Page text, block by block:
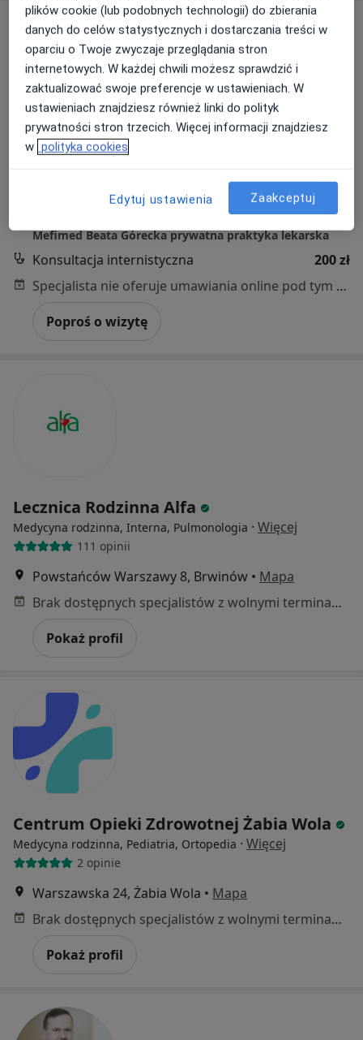
lek. Beata Górecka
aleja Wojska Polskiego 16, Pruszków•Mapa
Mefimed Beata Górecka prywatna praktyka lekarska
Konsultacja internistyczna
200 zł
Specjalista nie oferuje umawiania online pod tym adresem.
Poproś o wizytę
Lecznica Rodzinna Alfa
Medycyna rodzinna, Interna, Pulmonologia · Więcej
111 opinii
Powstańców Warszawy 8, Brwinów • Mapa
Brak dostępnych specjalistów z wolnymi terminami w tym centrum medycznym.
Pokaż profil
Centrum Opieki Zdrowotnej Żabia Wola
Medycyna rodzinna, Pediatria, Ortopedia · Więcej
2 opinie
Warszawska 24, Żabia Wola • Mapa
Brak dostępnych specjalistów z wolnymi terminami w tym centrum medycznym.
Pokaż profil
plików cookie (lub podobnych technologii) do zbierania
danych do celów statystycznych i dostarczania treści w
oparciu o Twoje zwyczaje przeglądania stron
internetowych. W każdej chwili możesz sprawdzić i
zaktualizować swoje preferencje w ustawieniach. W
ustawieniach znajdziesz również linki do polityk
prywatności stron trzecich. Więcej informacji znajdziesz
w polityka cookies
Edytuj ustawienia Zaakceptuj